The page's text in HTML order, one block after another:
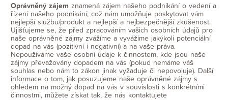
Oprávněný zájem znamená zájem našeho podnikání o vedení a
řízení našeho podnikání, což nám umožňuje poskytovat vám
nejlepší službu/produkt a nejlepší a nejbezpečnější zkušenost.
Ujišťujeme se, že před zpracováním vašich osobních údajů pro
naše oprávněné zájmy zvážíme a vyvážíme jakýkoli potenciální
dopad na vás (pozitivní i negativní) a na vaše práva.
Nepoužíváme vaše osobní údaje k činnostem, kde jsou naše
zájmy převažovány dopadem na vás (pokud nemáme váš
souhlas nebo nám to zákon jinak vyžaduje či nepovoluje). Další
informace o tom, jak posuzujeme naše oprávněné zájmy s
ohledem na možný dopad na vás v souvislosti s konkrétními
činnostmi, můžete získat tak, že nás kontaktujete